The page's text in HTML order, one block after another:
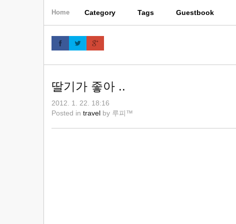
Home Category Tags Guestbook
딸기가 좋아 ..
2012. 1. 22. 18:16
Posted in travel by 루피™